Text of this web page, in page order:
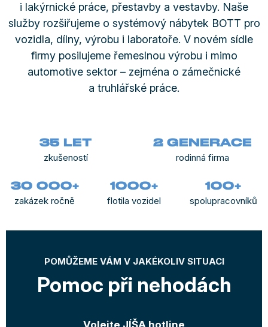
i lakýrnické práce, přestavby a vestavby. Naše
služby rozšiřujeme o systémový nábytek BOTT pro
vozidla, dílny, výrobu i laboratoře. V novém sídle
firmy posilujeme řemeslnou výrobu i mimo
automotive sektor – zejména o zámečnické
a truhlářské práce.
vozidel
práce
35 LET
zkušeností
2 GENERACE
rodinná firma
30 000+
zakázek ročně
1000+
flotila vozidel
100+
spolupracovníků
POMŮŽEME VÁM V JAKÉKOLIV SITUACI
Pomoc při nehodách
Volejte JÍŠA hotline